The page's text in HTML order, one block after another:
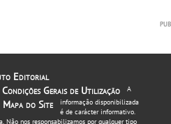
Editorial
Condições Gerais de Utilização
Mapa do Site
A
informação disponibilizada
é de carácter informativo.
Não nos responsabilizamos por qualquer tipo